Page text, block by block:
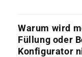
Warum wird
Füllung oder
Konfigurator